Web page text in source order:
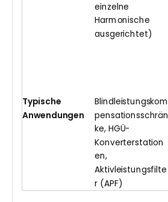
einzelne
Harmonische
ausgerichtet)
Typische
Anwendungen
Blindleistungskom
pensationsschrän
ke, HGÜ-
Konverterstation
en,
Aktivleistungsfilte
r (APF)